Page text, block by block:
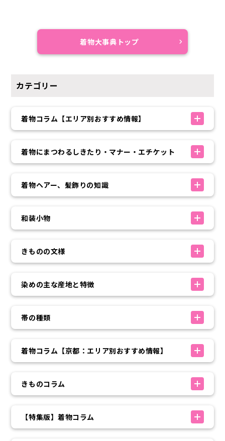
着物大事典トップ
カテゴリー
着物コラム【エリア別おすすめ情報】
着物にまつわるしきたり・マナー・エチケット
着物ヘアー、髪飾りの知識
和装小物
きものの文様
染めの主な産地と特徴
帯の種類
着物コラム【京都：エリア別おすすめ情報】
きものコラム
【特集版】着物コラム